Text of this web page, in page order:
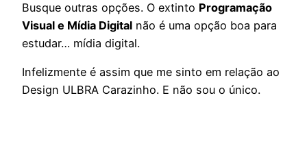
Busque outras opções. O extinto Programação
Visual e Mídia Digital não é uma opção boa para
estudar… mídia digital.
Infelizmente é assim que me sinto em relação ao
Design ULBRA Carazinho. E não sou o único.